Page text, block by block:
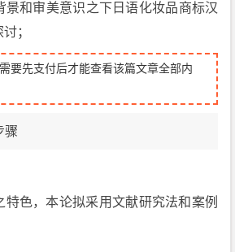
景和审美意识之下日语化妆品商标汉
；
要先支付后才能查看该篇文章全部内
骤
特色，本论拟采用文献研究法和案例